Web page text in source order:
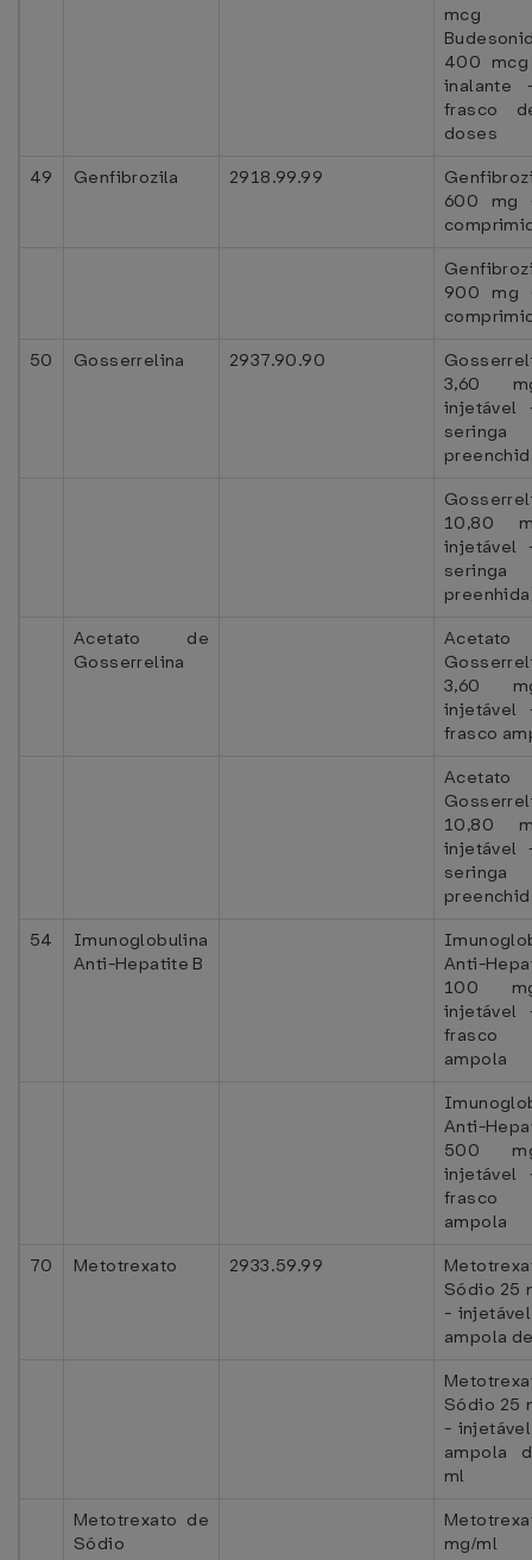
400
inalante
frasco
doses
49
Genfibrozila 2918.99.99
600 mg
900 mg
50
Gosserrelina 2937.90.90
3,60
injetável
seringa
10,80
injetável
seringa
Acetato de
Gosserrelina
3,60
injetável
frasco
10,80
injetável
seringa
54
Imunoglobulina
Anti-Hepatite B
Anti-
100
injetável
ampola
Anti-
500
injetável
ampola
70
Metotrexato 2933.59.99
Sódio 25
-
ampola
Sódio 25
-
ampola
ml
Metotrexato de
Sódio
mg/